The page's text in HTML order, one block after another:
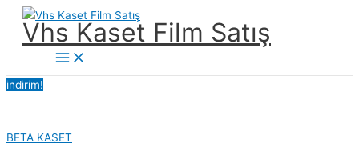
İçeriğe
Vhs Kaset Film Satış
Main
Menu
indirim!
BETA KASET